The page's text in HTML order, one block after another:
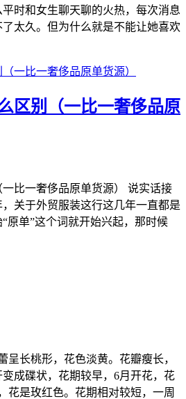
时和女生聊天聊的火热，每次消息
太久。但为什么就是不能让她喜欢
区别（一比一奢侈品原
比一奢侈品原单货源） 说实话接
关于外贸服装这行这几年一直都是
原单”这个词就开始兴起，那时候
呈长桃形，花色淡黄。花瓣瘦长，
成碟状，花期较早，6月开花，花
花是玫红色。花期相对较短，一周